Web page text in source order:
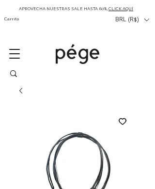
Carrito
APROVECHA NUESTRAS SALE HASTA 60%,CLICK AQUÍ
BRL (R$)